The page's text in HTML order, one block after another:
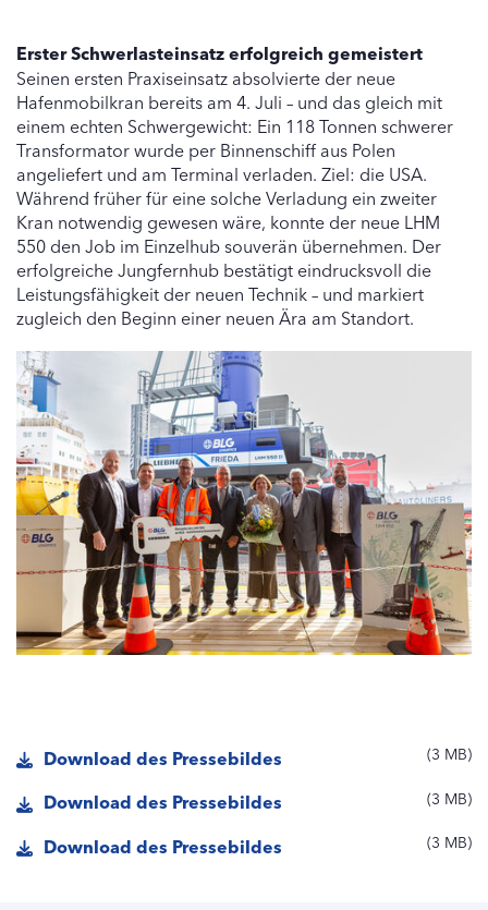
Erster Schwerlasteinsatz erfolgreich gemeistert
Seinen ersten Praxiseinsatz absolvierte der neue
Hafenmobilkran bereits am 4. Juli – und das gleich mit
einem echten Schwergewicht: Ein 118 Tonnen schwerer
Transformator wurde per Binnenschiff aus Polen
angeliefert und am Terminal verladen. Ziel: die USA.
Während früher für eine solche Verladung ein zweiter
Kran notwendig gewesen wäre, konnte der neue LHM
550 den Job im Einzelhub souverän übernehmen. Der
erfolgreiche Jungfernhub bestätigt eindrucksvoll die
Leistungsfähigkeit der neuen Technik – und markiert
zugleich den Beginn einer neuen Ära am Standort.
Download des Pressebildes 3 MB
Download des Pressebildes 3 MB
Download des Pressebildes 3 MB